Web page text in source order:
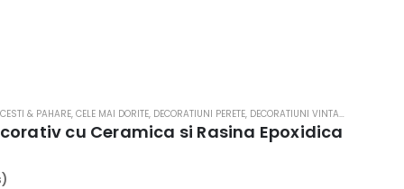
& PAHARE, CELE MAI DORITE, DECORATIUNI PERETE, DECORATIUNI VINTAGE
cu Ceramica si Rasina Epoxidica